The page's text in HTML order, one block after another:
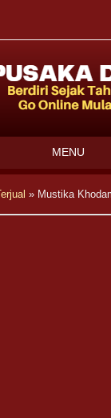
MENU
» Mustika